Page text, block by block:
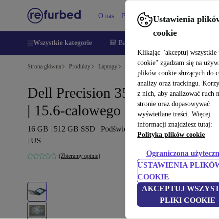
Ustawienia
cookie
Klikając "akceptuj
cookie" zgadzam się na
plików cookie służących do
analizy oraz trackingu.
z nich, aby analizować ruch
stronie oraz dopasowywać
wyświetlane treści. Więcej
informacji znajdziesz tutaj:
Polityka plików cookie
Ograniczona
USTAWIENIA
COOKIE
AKCEPTUJ
PLIKI COOKIE
O nas Pomoc
Wszystkie kategorie 🎒 Back to school
Strona główna Produkty Laptopy Laptopy Dell
Dell Precision 3550 | i7-10610U
| 15.6-calowego
16 GB | 512 GB SSD | Podświetlenie klawiatury | Win 11 Pro
| US
(Zbieramy opinie)